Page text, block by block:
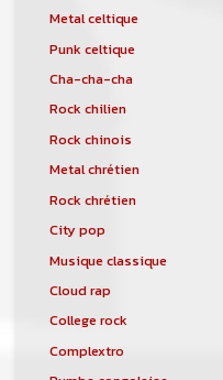
Metal celtique
Punk celtique
Cha-cha-cha
Rock chilien
Rock chinois
Metal chrétien
Rock chrétien
City pop
Musique classique
Cloud rap
College rock
Complextro